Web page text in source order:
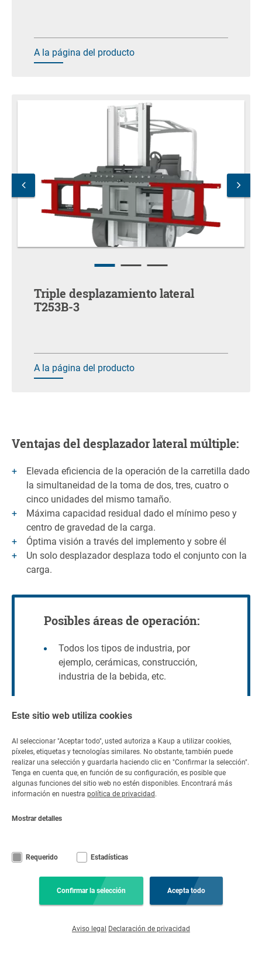
A la página del producto
Triple desplazamiento lateral
T253B-3
A la página del producto
Ventajas del desplazador lateral múltiple:
Elevada eficiencia de la operación de la carretilla dado
la simultaneidad de la toma de dos, tres, cuatro o
cinco unidades del mismo tamaño.
Máxima capacidad residual dado el mínimo peso y
centro de gravedad de la carga.
Óptima visión a través del implemento y sobre él
Un solo desplazador desplaza todo el conjunto con la
carga.
Posibles áreas de operación:
Todos los tipos de industria, por
ejemplo, cerámicas, construcción,
industria de la bebida, etc.
Contacto
Contáctenos
+49 6021 865 0
Lun - Vie 08:00 -
© Copyright KAUP GmbH & Co. KG
Condiciones generales
Exención de responsabilidad
Configuración de las cookies
Este sitio web utiliza cookies
Al seleccionar "Aceptar todo", usted autoriza a Kaup a utilizar cookies,
píxeles, etiquetas y tecnologías similares. No obstante, también puede
realizar una selección y guardarla haciendo clic en "Confirmar la selección".
Tenga en cuenta que, en función de su configuración, es posible que
algunas funciones del sitio web no estén disponibles. Encontrará más
información en nuestra política de privacidad .
Mostrar detalles
Requerido Estadísticas
Aviso legal Declaración de privacidad
Confirmar la selección Acepta todo